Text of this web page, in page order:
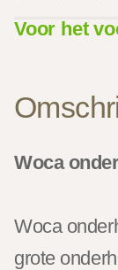
Voor het
Woca
Woca
grote